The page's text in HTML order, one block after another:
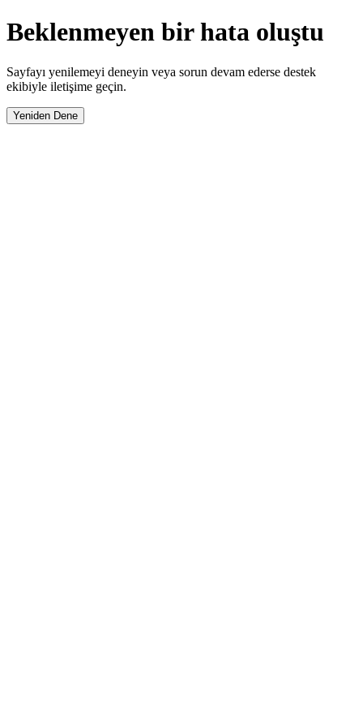
Beklenmeyen bir hata oluştu
Sayfayı yenilemeyi deneyin veya sorun devam ederse destek
ekibiyle iletişime geçin.
Yeniden Dene